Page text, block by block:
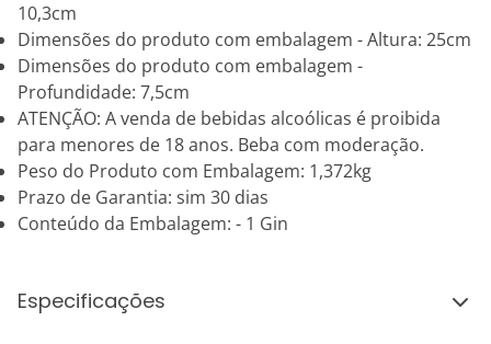
10,3cm
Dimensões do produto com embalagem - Altura: 25cm
Dimensões do produto com embalagem -
Profundidade: 7,5cm
ATENÇÃO: A venda de bebidas alcoólicas é proibida
para menores de 18 anos. Beba com moderação.
Peso do Produto com Embalagem: 1,372kg
Prazo de Garantia: sim 30 dias
Conteúdo da Embalagem: - 1 Gin
Especificações